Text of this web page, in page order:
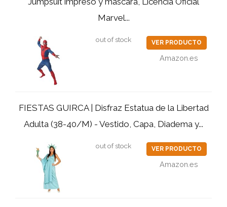
Marvel...
out of stock VER PRODUCTO
Amazon.es
FIESTAS GUIRCA | Disfraz Estatua de la Libertad
Adulta (38-40/M) - Vestido, Capa, Diadema y...
out of stock VER PRODUCTO
Amazon.es